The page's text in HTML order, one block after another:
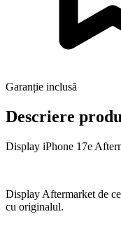
Garanție inclusă
Descriere
Display iPhone 17e
Display Aftermarket de
cu originalul.